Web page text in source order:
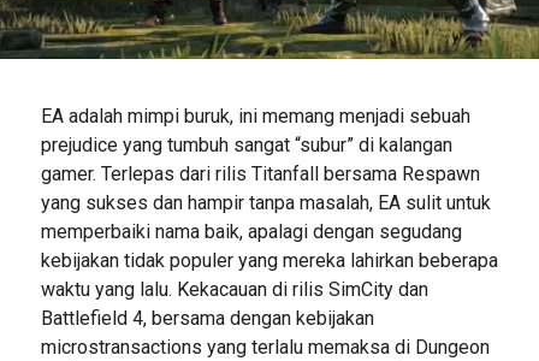
EA adalah mimpi buruk, ini memang menjadi sebuah
prejudice yang tumbuh sangat “subur” di kalangan
gamer. Terlepas dari rilis Titanfall bersama Respawn
yang sukses dan hampir tanpa masalah, EA sulit untuk
memperbaiki nama baik, apalagi dengan segudang
kebijakan tidak populer yang mereka lahirkan beberapa
waktu yang lalu. Kekacauan di rilis SimCity dan
Battlefield 4, bersama dengan kebijakan
microstransactions yang terlalu memaksa di Dungeon